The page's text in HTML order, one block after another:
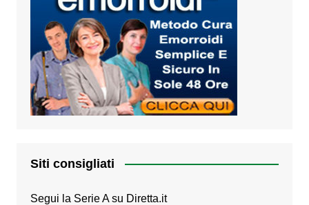
Siti consigliati
Segui la Serie A su Diretta.it